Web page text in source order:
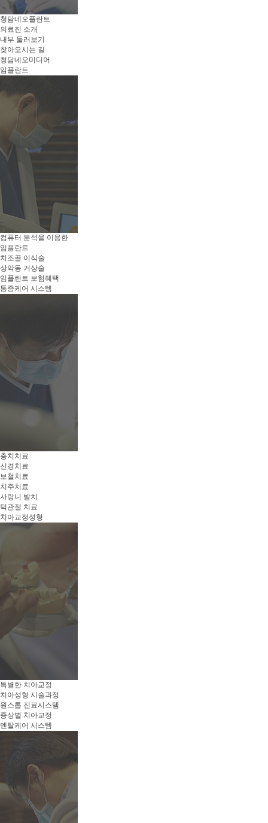
청담네오플란트
의료진 소개
내부 둘러보기
찾아오시는 길
청담네오미디어
임플란트
컴퓨터 분석을 이용한
임플란트
치조골 이식술
상악동 거상술
임플란트 보험혜택
통증케어 시스템
충치치료
신경치료
보철치료
치주치료
사랑니 발치
턱관절 치료
치아교정성형
특별한 치아교정
치아성형 시술과정
원스톱 진료시스템
증상별 치아교정
덴탈케어 시스템